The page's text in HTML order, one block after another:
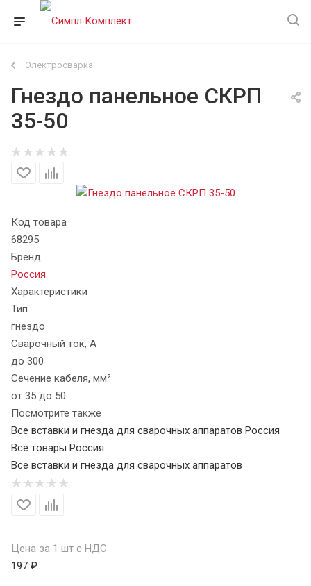
Электросварка
Гнездо панельное СКРП
35-50
Код товара
68295
Бренд
Россия
Характеристики
Тип
гнездо
Сварочный ток, А
до 300
Сечение кабеля, мм²
от 35 до 50
Посмотрите также
Все вставки и гнезда для сварочных аппаратов Россия
Все товары Россия
Все вставки и гнезда для сварочных аппаратов
Цена за 1 шт с НДС
197 ₽